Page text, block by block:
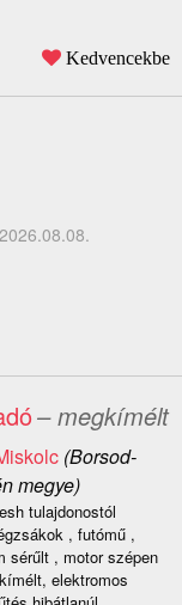
Kedvencekbe
– megkímélt
(Borsod-
megye)
tulajdonostól
, futómű ,
sérűlt , motor szépen
elektromos